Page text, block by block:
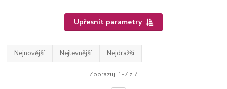
Upřesnit parametry
Nejnovější Nejlevnější Nejdražší
Zobrazuji 1-7 z 7